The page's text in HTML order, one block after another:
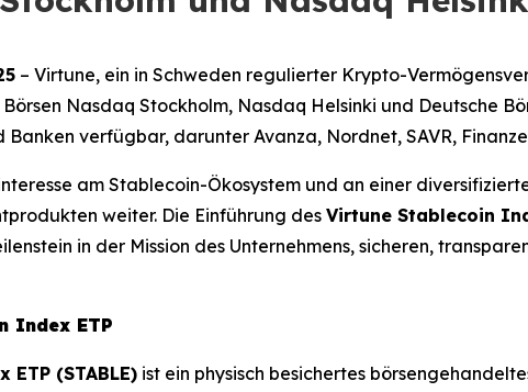
– Virtune, ein in Schweden regulierter Krypto-
Nasdaq Stockholm, Nasdaq Helsinki und Deutsche
Banken verfügbar, darunter Avanza, Nordnet, SAVR,
am Stablecoin-Ökosystem und an einer
weiter. Die Einführung des Virtune Stablecoin
in der Mission des Unternehmens, sicheren,
Index ETP
(STABLE) ist ein physisch besichertes